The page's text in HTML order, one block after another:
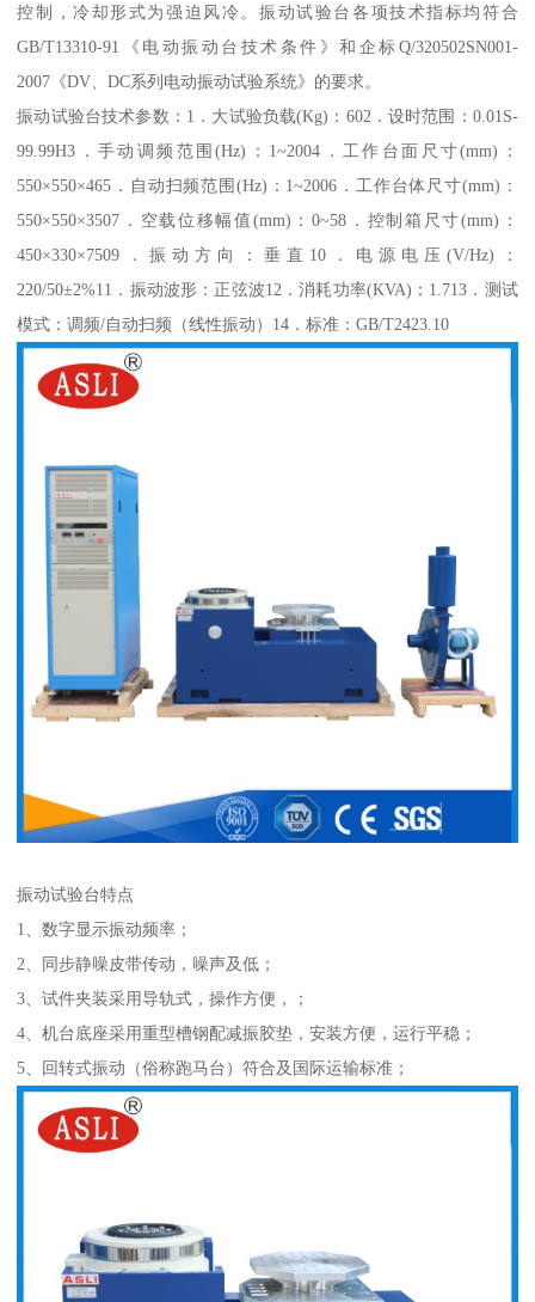
控制，冷却形式为强迫风冷。振动试验台各项技术指标均符合
GB/T13310-91《电动振动台技术条件》和企标Q/320502SN001-
2007《DV、DC系列电动振动试验系统》的要求。
振动试验台技术参数：1．大试验负载(Kg)：602．设时范围：0.01S-
99.99H3．手动调频范围(Hz)：1~2004．工作台面尺寸(mm)：
550×550×465．自动扫频范围(Hz)：1~2006．工作台体尺寸(mm)：
550×550×3507．空载位移幅值(mm)：0~58．控制箱尺寸(mm)：
450×330×7509．振动方向：垂直10．电源电压(V/Hz)：
220/50±2%11．振动波形：正弦波12．消耗功率(KVA)：1.713．测试
模式：调频/自动扫频（线性振动）14．标准：GB/T2423.10
振动试验台特点
1、数字显示振动频率；
2、同步静噪皮带传动，噪声及低；
3、试件夹装采用导轨式，操作方便，；
4、机台底座采用重型槽钢配减振胶垫，安装方便，运行平稳；
5、回转式振动（俗称跑马台）符合及国际运输标准；